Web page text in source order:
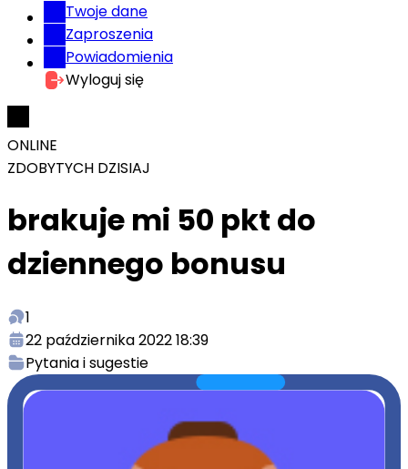
Twoje dane
Zaproszenia
Powiadomienia
Wyloguj się
ONLINE
ZDOBYTYCH DZISIAJ
brakuje mi 50 pkt do
dziennego bonusu
1
22 października 2022 18:39
Pytania i sugestie